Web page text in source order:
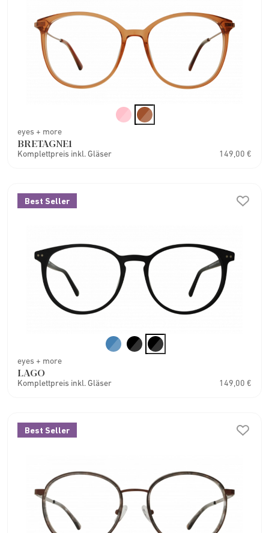
eyes + more
BRETAGNE1
Komplettpreis inkl. Gläser 149,00 €
Best Seller
eyes + more
LAGO
Komplettpreis inkl. Gläser 149,00 €
Best Seller